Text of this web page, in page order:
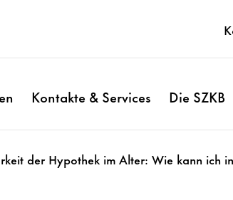
Kontakte & Services Die SZKB
der Hypothek im Alter: Wie kann ich